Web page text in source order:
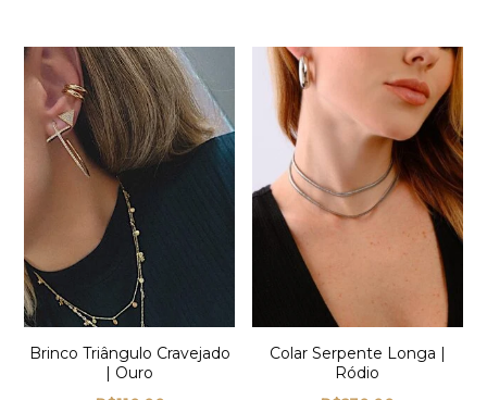
Brinco Triângulo Cravejado
| Ouro
Colar Serpente Longa |
Ródio